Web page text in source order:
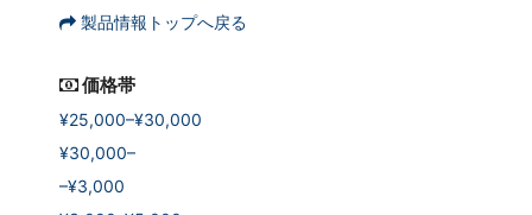
製品情報トップへ戻る
価格帯
¥25,000–¥30,000
¥30,000–
–¥3,000